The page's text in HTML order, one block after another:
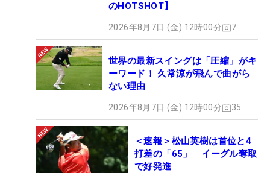
のHOTSHOT】
2026年8月7日 (金) 12時00分 7
世界の最新スイングは「圧縮」がキ
ーワード！ 久常涼が飛んで曲がら
ない理由
2026年8月7日 (金) 12時00分 35
＜速報＞松山英樹は首位と4
打差の「65」 イーグル奪取
で好発進